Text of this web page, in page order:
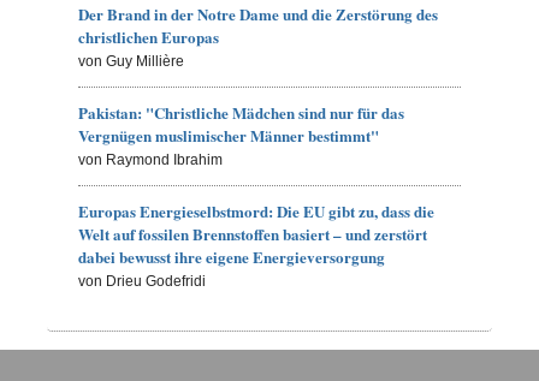
Der Brand in der Notre Dame und die Zerstörung des
christlichen Europas
von Guy Millière
Pakistan: "Christliche Mädchen sind nur für das
Vergnügen muslimischer Männer bestimmt"
von Raymond Ibrahim
Europas Energieselbstmord: Die EU gibt zu, dass die
Welt auf fossilen Brennstoffen basiert – und zerstört
dabei bewusst ihre eigene Energieversorgung
von Drieu Godefridi